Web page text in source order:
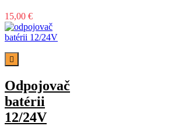
15,00 €

Odpojovač
batérii
12/24V